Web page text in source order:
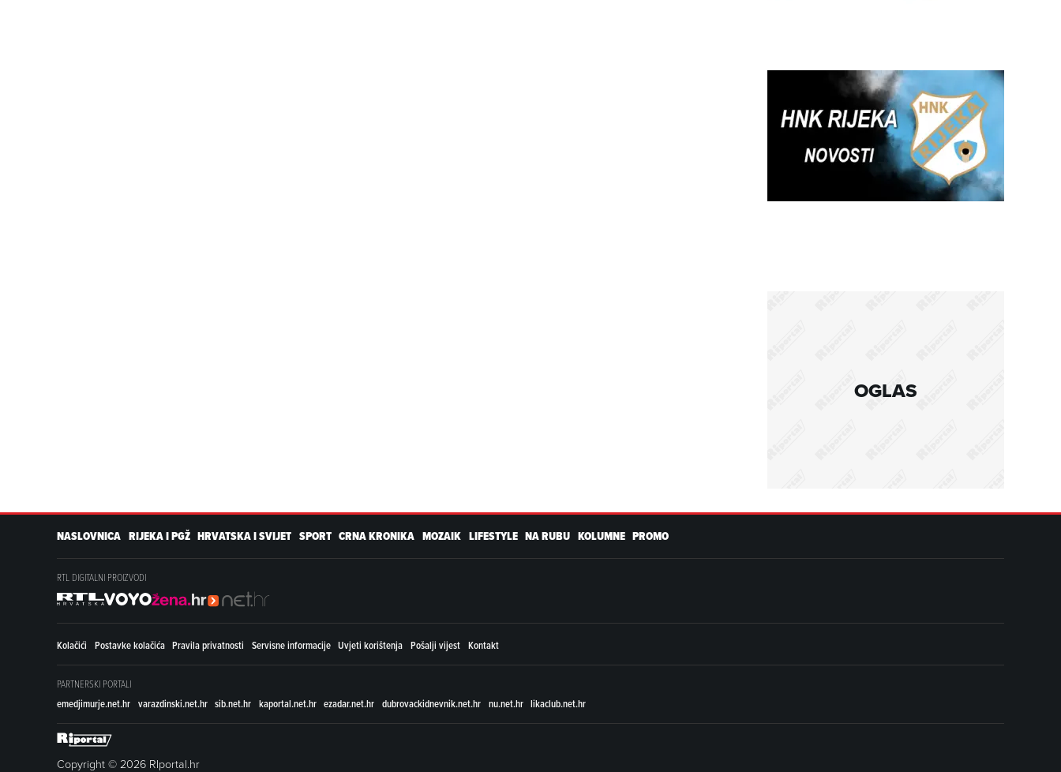
OGLAS
NASLOVNICA RIJEKA I PGŽ HRVATSKA I SVIJET SPORT CRNA KRONIKA MOZAIK LIFESTYLE NA RUBU KOLUMNE PROMO
RTL DIGITALNI PROIZVODI
Kolačići Postavke kolačića Pravila privatnosti Servisne informacije Uvjeti korištenja Pošalji vijest Kontakt
PARTNERSKI PORTALI
emedjimurje.net.hr varazdinski.net.hr sib.net.hr kaportal.net.hr ezadar.net.hr dubrovackidnevnik.net.hr nu.net.hr likaclub.net.hr
Copyright © 2026 RIportal.hr